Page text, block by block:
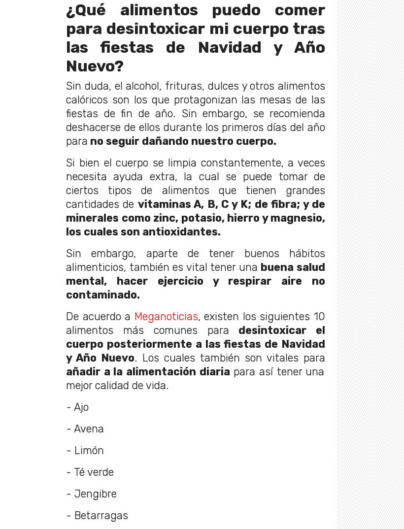
¿Qué alimentos puedo comer
para desintoxicar mi cuerpo tras
las fiestas de Navidad y Año
Nuevo?
Sin duda, el alcohol, frituras, dulces y otros alimentos
calóricos son los que protagonizan las mesas de las
fiestas de fin de año. Sin embargo, se recomienda
deshacerse de ellos durante los primeros días del año
para no seguir dañando nuestro cuerpo.
Si bien el cuerpo se limpia constantemente, a veces
necesita ayuda extra, la cual se puede tomar de
ciertos tipos de alimentos que tienen grandes
cantidades de vitaminas A, B, C y K; de fibra; y de
minerales como zinc, potasio, hierro y magnesio,
los cuales son antioxidantes.
Sin embargo, aparte de tener buenos hábitos
alimenticios, también es vital tener una buena salud
mental, hacer ejercicio y respirar aire no
contaminado.
De acuerdo a Meganoticias, existen los siguientes 10
alimentos más comunes para desintoxicar el
cuerpo posteriormente a las fiestas de Navidad
y Año Nuevo. Los cuales también son vitales para
añadir a la alimentación diaria para así tener una
mejor calidad de vida.
- Ajo
- Avena
- Limón
- Té verde
- Jengibre
- Betarragas